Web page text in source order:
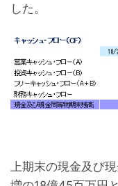
した。
上期末の現金及び